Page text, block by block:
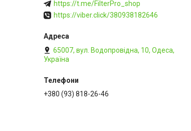
https://t.me/FilterPro_shop
https://viber.click/380938182646
65007, вул. Водопровідна, 10, Одеса,
Україна
+380 (93) 818-26-46